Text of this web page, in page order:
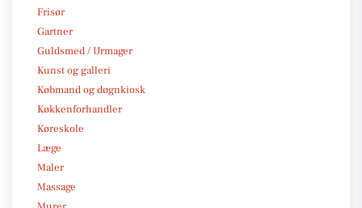
Frisør
Gartner
Guldsmed / Urmager
Kunst og galleri
Købmand og døgnkiosk
Køkkenforhandler
Køreskole
Læge
Maler
Massage